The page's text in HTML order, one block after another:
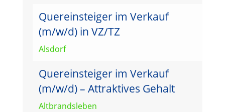
Quereinsteiger im Verkauf
(m/w/d) in VZ/TZ
Alsdorf
Quereinsteiger im Verkauf
(m/w/d) – Attraktives Gehalt
Altbrandsleben